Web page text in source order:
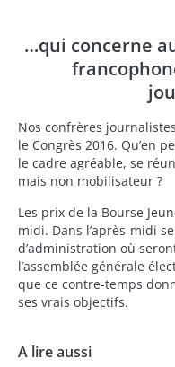
…qui concerne
Nos confrères
le Congrès 2016. Qu’en
le cadre agréable, se
mais non mobilisateur ?
Les prix de la Bourse
midi. Dans l’après-midi
d’administration où
l’assemblée générale
que ce contre-temps
ses vrais objectifs.
A lire aussi